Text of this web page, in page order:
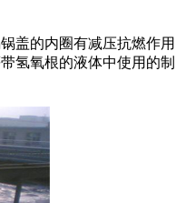
盖的内圈有减压抗燃作
氢氧根的液体中使用的制